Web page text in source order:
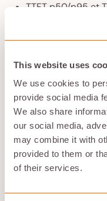
This website uses
We use cookies to
provide social media
We also share
our social media,
may combine it with
provided to them or
of their services.
TTFT p50/p95 et
Taille du lot actif
Utilisation de la
cache (surveillez
optimales)
Codes d'erreur :
Nombre de jetons
(suivez la
complète pour
de génération de
vous n'en avez